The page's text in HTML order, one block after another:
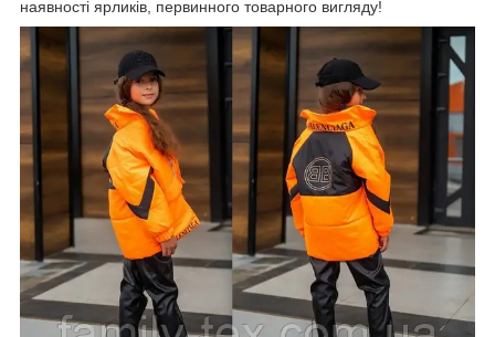
наявності ярликів, первинного товарного вигляду!